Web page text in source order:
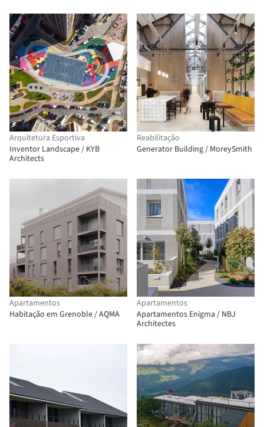
Arquitetura Esportiva
Inventor Landscape / KYB
Architects
Reabilitação
Generator Building / MoreySmith
Apartamentos
Habitação em Grenoble / AQMA
Apartamentos
Apartamentos Enigma / NBJ
Architectes